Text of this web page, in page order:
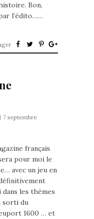
Bon,
l’édito……
7 septembre
français
pour moi le
avec un jeu en
les thèmes
sorti du
1600 … et